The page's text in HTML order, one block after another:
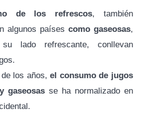
de los refrescos, también
algunos países como gaseosas,
lado refrescante, conllevan
de los años,el consumo de jugos
gaseosas se ha normalizado en